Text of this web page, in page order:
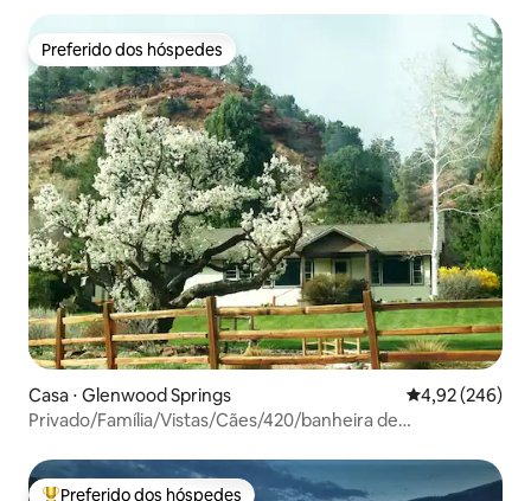
Preferido dos hóspedes
Preferido dos hóspedes
Casa ⋅ Glenwood Springs 4,92 de uma
4,92 (246)
Privado/Família/Vistas/Cães/420/banheira de
Preferido dos hóspedes